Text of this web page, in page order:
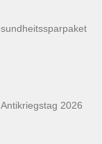
2026